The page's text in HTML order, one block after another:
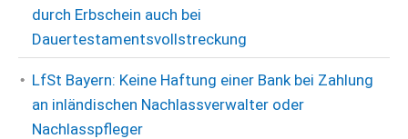
durch Erbschein auch bei
Dauertestamentsvollstreckung
LfSt Bayern: Keine Haftung einer Bank bei Zahlung
an inländischen Nachlassverwalter oder
Nachlasspfleger